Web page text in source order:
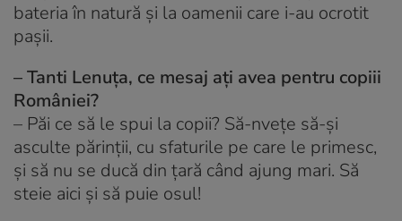
bateria în natură și la oamenii care i-au ocrotit
pașii.
– Tanti Lenuța, ce mesaj ați avea pentru copiii
României?
– Păi ce să le spui la copii? Să-nvețe să-și
asculte părinții, cu sfaturile pe care le primesc,
și să nu se ducă din țară când ajung mari. Să
steie aici și să puie osul!